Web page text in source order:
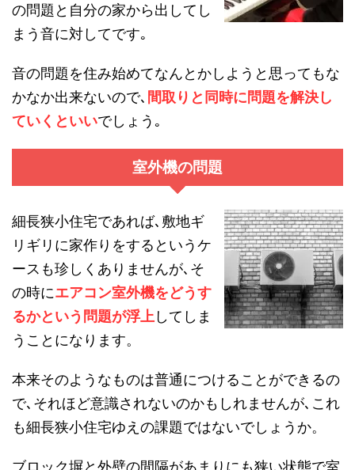
の問題と自分の家から出してし
まう音に対してです｡
音の問題を住み始めてなんとかしようと思ってもな
かなか出来ないので､ 間取りと同時に問題を解決し
ていくといいでしょう｡
室外機の問題
細長狭小住宅であれば､敷地ギ
リギリに家作りをするというケ
ースも珍しくありませんが､そ
の時にエアコン室外機をどうす
るかという問題が浮上 してしま
うことになります。
本来そのようなものは普通につけることができるの
で､それほど意識されないのかもしれませんが､これ
も細長狭小住宅ゆえの課題ではないでしょうか。
ブロック塀と外壁の間隔があまりにも狭い状態で室